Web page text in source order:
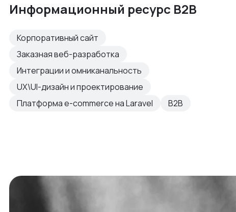
Информационный ресурс B2B
Корпоративный сайт
Заказная веб-разработка
Интеграции и омниканальность
UX\UI-дизайн и проектирование
Платформа e-commerce на Laravel
B2B